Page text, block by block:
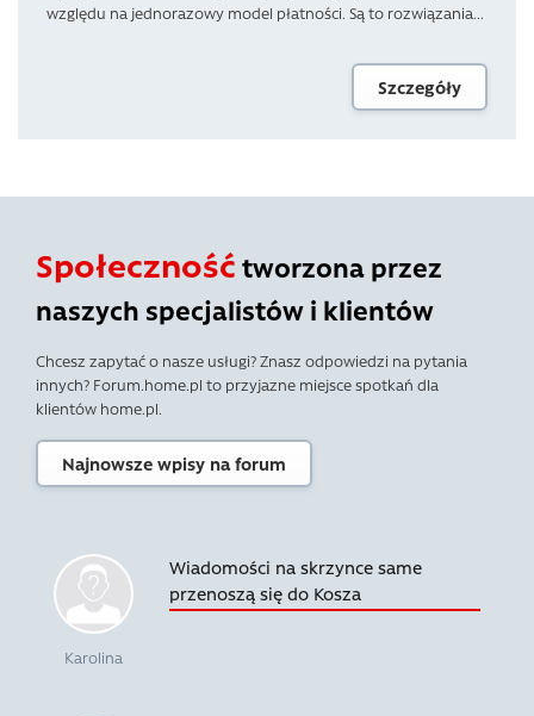
względu na jednorazowy model płatności. Są to rozwiązania...
Szczegóły
Społeczność tworzona przez
naszych specjalistów i klientów
Chcesz zapytać o nasze usługi? Znasz odpowiedzi na pytania
innych? Forum.home.pl to przyjazne miejsce spotkań dla
klientów home.pl.
Najnowsze wpisy na forum
Karolina
Wiadomości na skrzynce same
przenoszą się do Kosza